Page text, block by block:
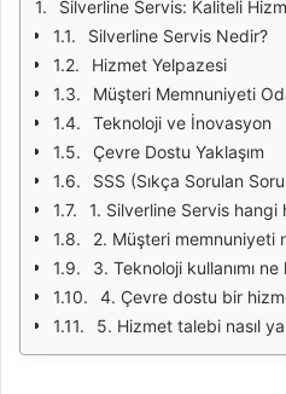
Silverline Servis: Kaliteli
Silverline Servis Nedir?
Hizmet Yelpazesi
Müşteri Memnuniyeti
Teknoloji ve İnovasyon
Çevre Dostu Yaklaşım
SSS (Sıkça Sorulan
1. Silverline Servis hangi
2. Müşteri memnuniyeti
3. Teknoloji kullanımı
4. Çevre dostu bir
5. Hizmet talebi nasıl